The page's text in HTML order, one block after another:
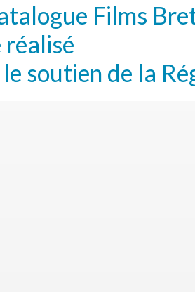
Films
réalisé
soutien de la